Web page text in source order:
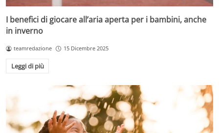
I benefici di giocare all’aria aperta per i bambini, anche
in inverno
teamredazione 15 Dicembre 2025
Leggi di più